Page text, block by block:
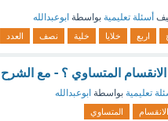
أسئلة تعليمية بواسطة ابوعبدالله
اربع خلايا خلية نصف العدد
الانقسام المتساوي ؟ - مع الشرح
تعليمية بواسطة ابوعبدالله
الانقسام المتساوي